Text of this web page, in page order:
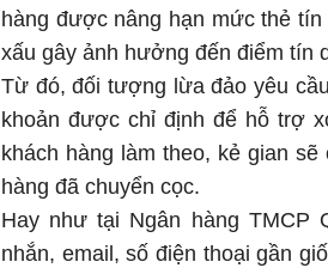
hàng được nâng hạn mức thẻ
xấu gây ảnh hưởng đến điểm tín
Từ đó, đối tượng lừa đảo yêu
khoản được chỉ định để hỗ trợ
khách hàng làm theo, kẻ gian
hàng đã chuyển cọc.
Hay như tại Ngân hàng TMCP
nhắn, email, số điện thoại gần